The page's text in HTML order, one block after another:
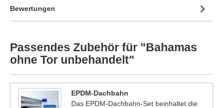
Bewertungen
Passendes Zubehör für "Bahamas
ohne Tor unbehandelt"
EPDM-Dachbahn
Das EPDM-Dachbahn-Set beinhaltet die